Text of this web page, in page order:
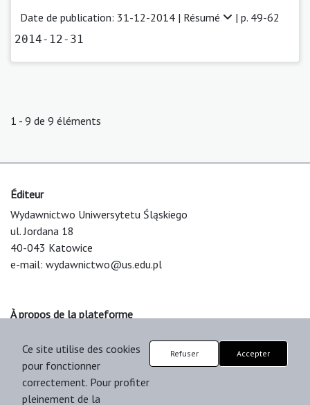
Date de publication: 31-12-2014 | Résumé | p. 49-62
2014-12-31
1 - 9 de 9 éléments
Éditeur
Wydawnictwo Uniwersytetu Śląskiego
ul. Jordana 18
40-043 Katowice
e-mail: wydawnictwo@us.edu.pl
À propos de la plateforme
Support & Customization by LIBCOM
Platform & Workflow by OJS/PKP
Ce site utilise des cookies
pour fonctionner
correctement. Pour profiter
pleinement de la
Refuser Accepter